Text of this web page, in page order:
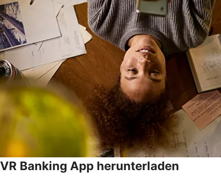
VR Banking App herunterladen